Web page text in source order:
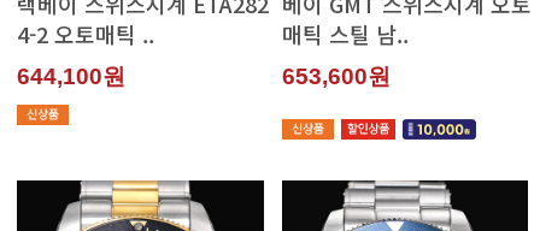
4-2 오토매틱 ..
644,100원
매틱 스틸 남..
653,600원